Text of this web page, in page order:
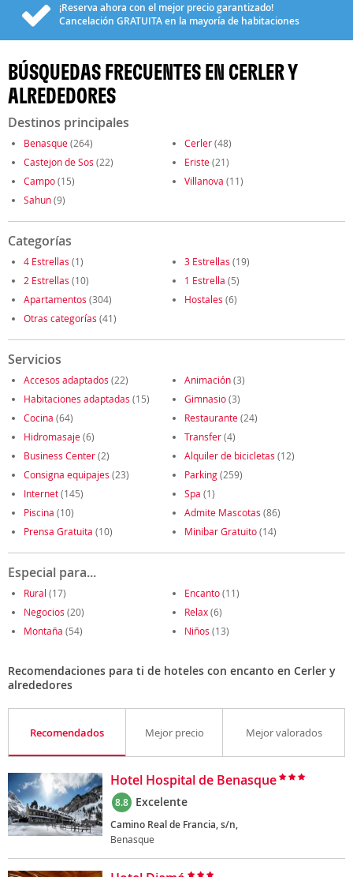
¡Reserva ahora con el mejor precio garantizado!
Cancelación GRATUITAen la mayoría de habitaciones
BÚSQUEDAS FRECUENTES EN CERLER Y
ALREDEDORES
Destinos principales
Benasque(264) Cerler(48)
Castejon de Sos (22) Eriste(21)
Campo(15) Villanova (11)
Sahun(9)
Categorías
4 Estrellas (1) 3 Estrellas (19)
2 Estrellas (10) 1 Estrella (5)
Apartamentos (304) Hostales (6)
Otras categorías (41)
Servicios
Accesos adaptados (22) Animación(3)
Habitaciones adaptadas (15) Gimnasio(3)
Cocina (64) Restaurante(24)
Hidromasaje(6) Transfer(4)
Business Center(2) Alquiler de bicicletas (12)
Consigna equipajes (23) Parking(259)
Internet(145) Spa (1)
Piscina (10) Admite Mascotas (86)
Prensa Gratuita (10) Minibar Gratuito(14)
Especial para...
Rural (17) Encanto(11)
Negocios (20) Relax(6)
Montaña (54) Niños (13)
Recomendaciones para ti de hoteles con encanto en Cerler y
alrededores
Recomendados Mejor precio Mejor valorados
Hotel Hospital de Benasque
8.8 Excelente
Camino Real de Francia, s/n,
Benasque